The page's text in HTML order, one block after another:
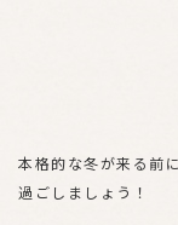
本格的な冬が来る前
過ごしましょう！